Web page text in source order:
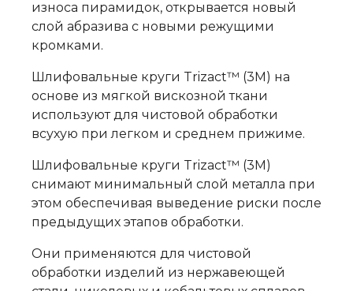
износа пирамидок, открывается новый
слой абразива с новыми режущими
кромками.
Шлифовальные круги Trizact™ (3M) на
основе из мягкой вискозной ткани
используют для чистовой обработки
всухую при легком и среднем прижиме.
Шлифовальные круги Trizact™ (3M)
снимают минимальный слой металла при
этом обеспечивая выведение риски после
предыдущих этапов обработки.
Они применяются для чистовой
обработки изделий из нержавеющей